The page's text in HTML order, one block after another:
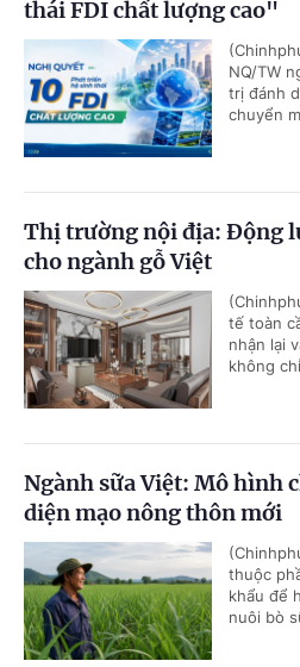
thái FDI chất lượng cao"
NQ/TW
trị đánh
chuyển
Thị trường nội địa: Động
cho ngành gỗ Việt
tế toàn
nhận lại
không
Ngành sữa Việt: Mô hình
diện mạo nông thôn mới
thuộc
khẩu để
nuôi bò